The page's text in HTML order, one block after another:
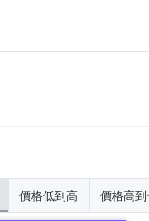
價格低到高 價格高